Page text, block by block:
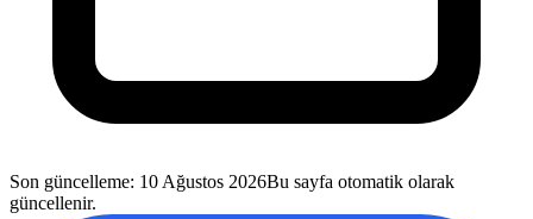
Son güncelleme: 10 Ağustos 2026Bu sayfa otomatik olarak
güncellenir.